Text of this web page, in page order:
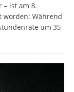
– ist am 8.
worden: Während
um 35